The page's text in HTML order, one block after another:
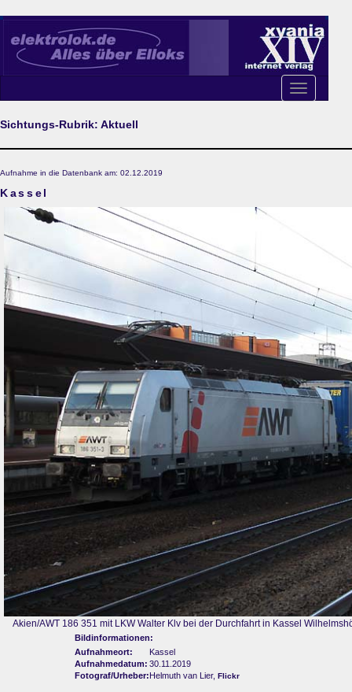
Toggle
navigation
Sichtungs-Rubrik: Aktuell
Aufnahme in die Datenbank am: 02.12.2019
Kassel
Akien/AWT 186 351 mit LKW Walter Klv bei der Durchfahrt in Kassel
Bildinformationen:
Aufnahmeort:
Kassel
Aufnahmedatum: 30.11.2019
Fotograf/Urheber:Helmuth van Lier, Flickr